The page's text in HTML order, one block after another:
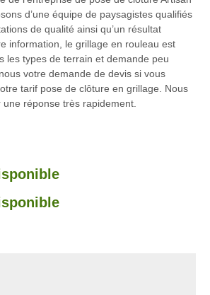
d’une équipe de paysagistes qualifiés
de qualité ainsi qu’un résultat
information, le grillage en rouleau est
les types de terrain et demande peu
votre demande de devis si vous
tarif pose de clôture en grillage. Nous
réponse très rapidement.